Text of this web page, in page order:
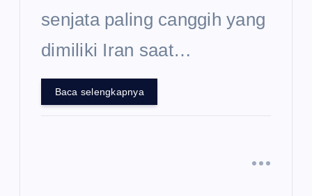
senjata paling canggih yang
dimiliki Iran saat…
Baca selengkapnya